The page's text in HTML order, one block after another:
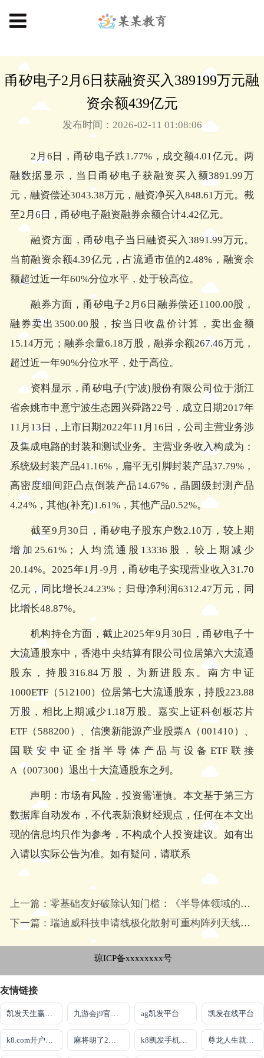
甬矽电子2月6日获融资买入389199万元融
资余额439亿元
发布时间：2026-02-11 01:08:06
2月6日，甬矽电子跌1.77%，成交额4.01亿元。两
融数据显示，当日甬矽电子获融资买入额3891.99万
元，融资偿还3043.38万元，融资净买入848.61万元。截
至2月6日，甬矽电子融资融券余额合计4.42亿元。
融资方面，甬矽电子当日融资买入3891.99万元。
当前融资余额4.39亿元，占流通市值的2.48%，融资余
额超过近一年60%分位水平，处于较高位。
融券方面，甬矽电子2月6日融券偿还1100.00股，
融券卖出3500.00股，按当日收盘价计算，卖出金额
15.14万元；融券余量6.18万股，融券余额267.46万元，
超过近一年90%分位水平，处于高位。
资料显示，甬矽电子(宁波)股份有限公司位于浙江
省余姚市中意宁波生态园兴舜路22号，成立日期2017年
11月13日，上市日期2022年11月16日，公司主营业务涉
及集成电路的封装和测试业务。主营业务收入构成为：
系统级封装产品41.16%，扁平无引脚封装产品37.79%，
高密度细间距凸点倒装产品14.67%，晶圆级封测产品
4.24%，其他(补充)1.61%，其他产品0.52%。
截至9月30日，甬矽电子股东户数2.10万，较上期
增加25.61%；人均流通股13336股，较上期减少
20.14%。2025年1月-9月，甬矽电子实现营业收入31.70
亿元，同比增长24.23%；归母净利润6312.47万元，同
比增长48.87%。
机构持仓方面，截止2025年9月30日，甬矽电子十
大流通股东中，香港中央结算有限公司位居第六大流通
股东，持股316.84万股，为新进股东。南方中证
1000ETF（512100）位居第七大流通股东，持股223.88
万股，相比上期减少1.18万股。嘉实上证科创板芯片
ETF（588200）、信澳新能源产业股票A（001410）、
国联安中证全指半导体产品与设备ETF联接
A（007300）退出十大流通股东之列。
声明：市场有风险，投资需谨慎。本文基于第三方
数据库自动发布，不代表新浪财经观点，任何在本文出
现的信息均只作为参考，不构成个人投资建议。如有出
入请以实际公告为准。如有疑问，请联系
上一篇：零基础友好破除认知门槛：《半导体领域的入门科普指南
下一篇：瑞迪威科技申请线极化散射可重构阵列天线专利能够实现对天线散射波束的灵活调控
琼ICP备xxxxxxxx号
友情链接
ag凯发平台 凯发在线平台